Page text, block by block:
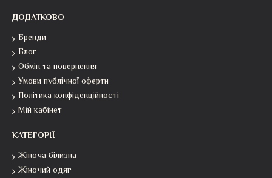
ДОДАТКОВО
Бренди
Блог
Обмін та повернення
Умови публічної оферти
Політика конфіденційності
Мій кабінет
КАТЕГОРІЇ
Жіноча білизна
Жіночий одяг